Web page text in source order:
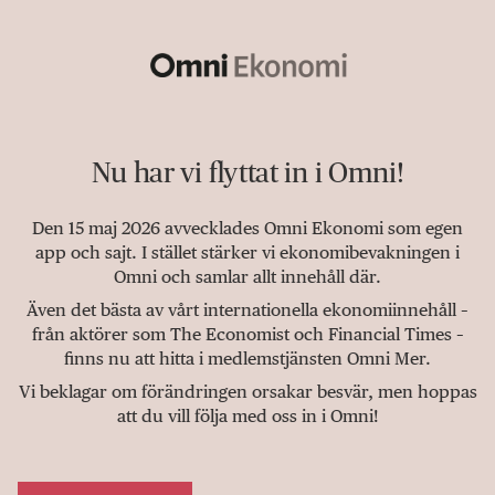
Nu har vi flyttat in i Omni!
Den 15 maj 2026 avvecklades Omni Ekonomi som egen
app och sajt. I stället stärker vi ekonomibevakningen i
Omni och samlar allt innehåll där.
Även det bästa av vårt internationella ekonomiinnehåll –
från aktörer som The Economist och Financial Times –
finns nu att hitta i medlemstjänsten Omni Mer.
Vi beklagar om förändringen orsakar besvär, men hoppas
att du vill följa med oss in i Omni!